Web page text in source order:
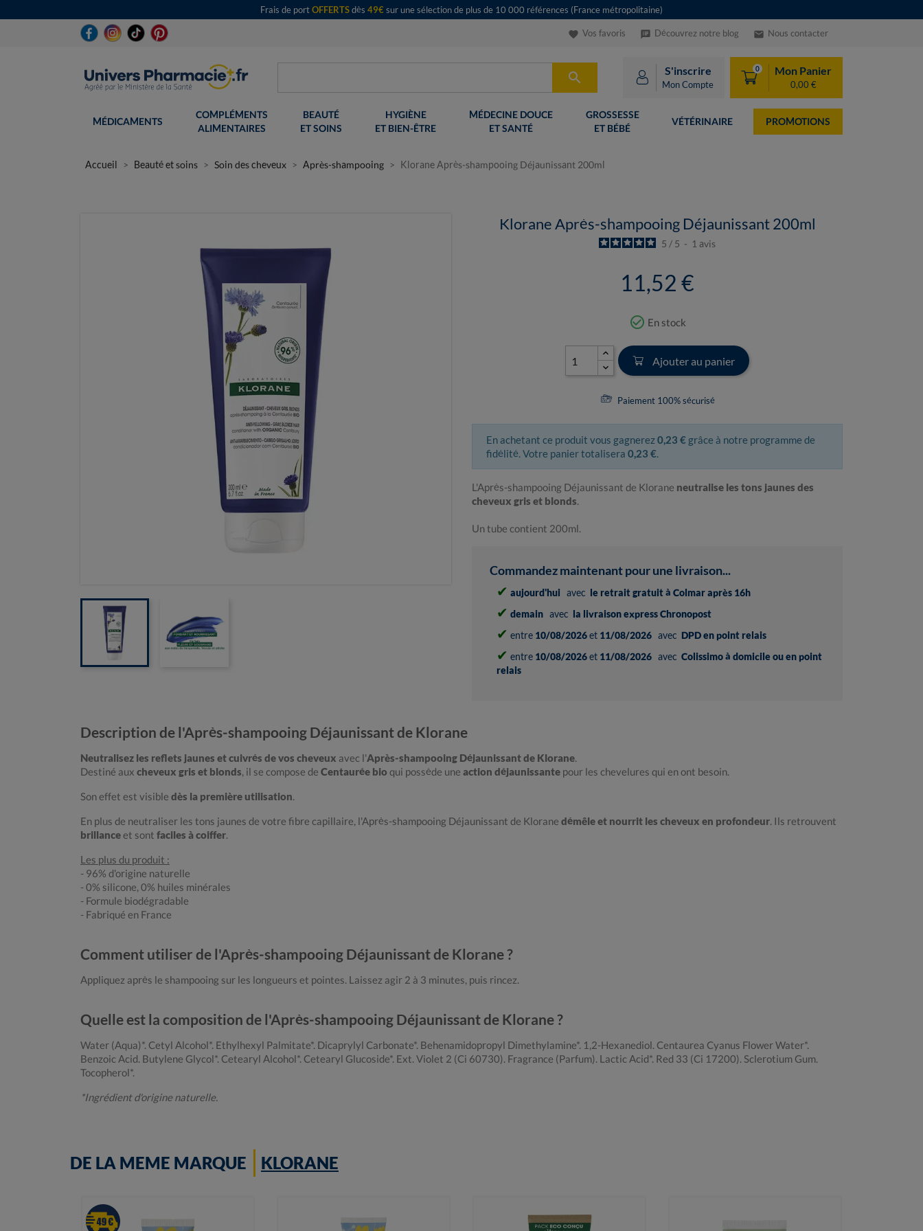
Frais de portOFFERTSdès 49€sur une sélection de plus de 10 000 références (France métropolitaine)
favorite Vos favoris speaker_notes Découvrez notre blog email Nous contacter
 S'inscrire
Mon Compte
0 Mon Panier
0,00 €
MÉDICAMENTS
COMPLÉMENTS
ALIMENTAIRES
BEAUTÉ
ET SOINS
HYGIÈNE
ET BIEN-ÊTRE
MÉDECINE DOUCE
ET SANTÉ
GROSSESSE
ET BÉBÉ
VÉTÉRINAIRE PROMOTIONS
Accueil Beauté et soins Soin des cheveux Après-shampooing Klorane Après-shampooing Déjaunissant 200ml
Klorane Après-shampooing Déjaunissant 200ml
5 / 5 - 1 avis
11,52 €
check_circle_outline En stock
Ajouter au panier
Paiement 100% sécurisé
En achetant ce produit vous gagnerez0,23 € grâce à notre programme de
fidélité. Votre panier totalisera 0,23 €.
L'Après-shampooing Déjaunissant de Klorane neutralise les tons jaunes des
cheveux gris et blonds.
Un tube contient 200ml.
Commandez maintenant pour une livraison...
✔ aujourd'hui avec le retrait gratuit à Colmar après 16h
✔ demain avec la livraison express Chronopost
✔ entre 10/08/2026et 11/08/2026 avec DPD en point relais
✔ entre 10/08/2026et 11/08/2026 avec Colissimo à domicile ou en point
relais
Description de l'Après-shampooing Déjaunissant de Klorane
Neutralisez les reflets jaunes et cuivrés de vos cheveux avec l'Après-shampooing Déjaunissant de Klorane.
Destiné aux cheveux gris et blonds, il se compose de Centaurée bio qui possède une action déjaunissante pour les chevelures qui en ont besoin.
Son effet est visible dès la première utilisation.
En plus de neutraliser les tons jaunes de votre fibre capillaire, l'Après-shampooing Déjaunissant de Klorane démêle et nourrit les cheveux en profondeur. Ils retrouvent
brillanceet sont faciles à coiffer.
Les plus du produit :
- 96% d'origine naturelle
- 0% silicone, 0% huiles minérales
- Formule biodégradable
- Fabriqué en France
Comment utiliser de l'Après-shampooing Déjaunissant de Klorane ?
Appliquez après le shampooing sur les longueurs et pointes. Laissez agir 2 à 3 minutes, puis rincez.
Quelle est la composition de l'Après-shampooing Déjaunissant de Klorane ?
Water (Aqua)*. Cetyl Alcohol*. Ethylhexyl Palmitate*. Dicaprylyl Carbonate*. Behenamidopropyl Dimethylamine*. 1,2-Hexanediol. Centaurea Cyanus Flower Water*.
Benzoic Acid. Butylene Glycol*. Cetearyl Alcohol*. Cetearyl Glucoside*. Ext. Violet 2 (Ci 60730). Fragrance (Parfum). Lactic Acid*. Red 33 (Ci 17200). Sclerotium Gum.
Tocopherol*.
*Ingrédient d'origine naturelle.
DE LA MEME MARQUE KLORANE